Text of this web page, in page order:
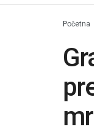
Početna